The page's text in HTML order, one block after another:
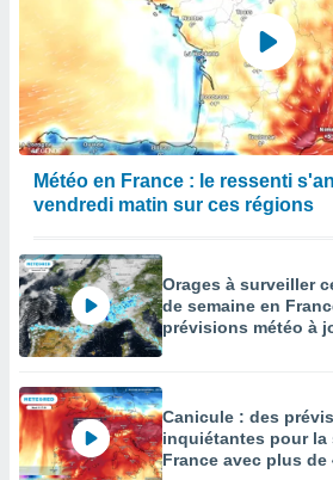
Météo en France : le ressenti
vendredi matin sur ces régions
Orages à surveiller
de semaine en
prévisions météo à
Canicule : des
inquiétantes pour la
France avec plus de